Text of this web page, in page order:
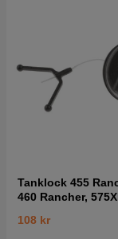
Tanklock 455
460 Rancher,
108 kr